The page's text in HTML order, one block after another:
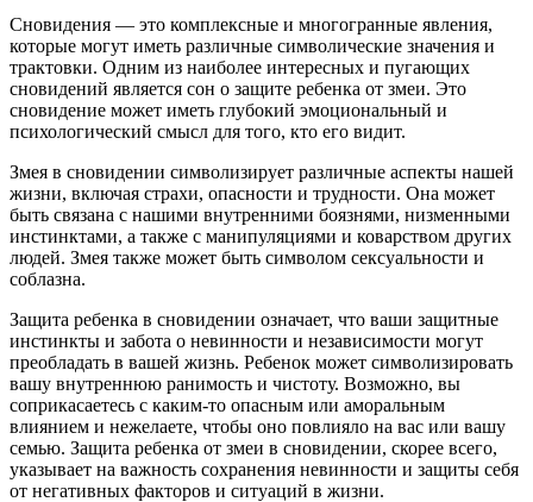
Сновидения — это комплексные и многогранные явления,
которые могут иметь различные символические значения и
трактовки. Одним из наиболее интересных и пугающих
сновидений является сон о защите ребенка от змеи. Это
сновидение может иметь глубокий эмоциональный и
психологический смысл для того, кто его видит.
Змея в сновидении символизирует различные аспекты нашей
жизни, включая страхи, опасности и трудности. Она может
быть связана с нашими внутренними боязнями, низменными
инстинктами, а также с манипуляциями и коварством других
людей. Змея также может быть символом сексуальности и
соблазна.
Защита ребенка в сновидении означает, что ваши защитные
инстинкты и забота о невинности и независимости могут
преобладать в вашей жизнь. Ребенок может символизировать
вашу внутреннюю ранимость и чистоту. Возможно, вы
соприкасаетесь с каким-то опасным или аморальным
влиянием и нежелаете, чтобы оно повлияло на вас или вашу
семью. Защита ребенка от змеи в сновидении, скорее всего,
указывает на важность сохранения невинности и защиты себя
от негативных факторов и ситуаций в жизни.